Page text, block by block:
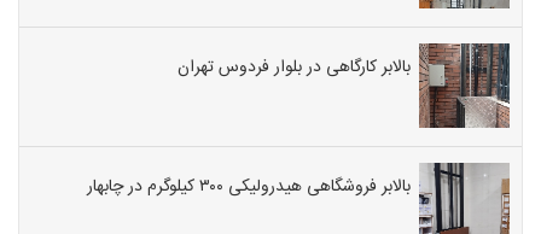
بالابر کارگاهی در بلوار فردوس تهران
بالابر فروشگاهی هیدرولیکی ۳۰۰ کیلوگرم در چابهار